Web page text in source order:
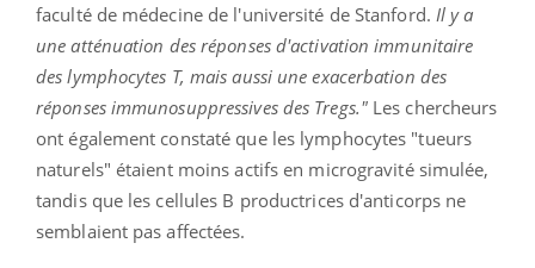
faculté de médecine de l'université de Stanford. Il y a
une atténuation des réponses d'activation immunitaire
des lymphocytes T, mais aussi une exacerbation des
réponses immunosuppressives des Tregs."Les chercheurs
ont également constaté que les lymphocytes "tueurs
naturels" étaient moins actifs en microgravité simulée,
tandis que les cellules B productrices d'anticorps ne
semblaient pas affectées.